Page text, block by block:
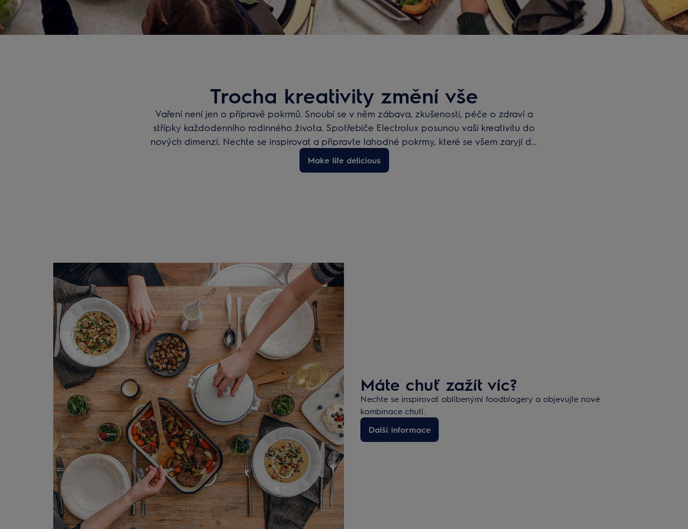
Trocha kreativity změní vše
Vaření není jen o přípravě pokrmů. Snoubí se v něm zábava, zkušenosti, péče o zdraví a
střípky každodenního rodinného života. Spotřebiče Electrolux posunou vaši kreativitu do
nových dimenzí. Nechte se inspirovat a připravte lahodné pokrmy, které se všem zaryjí do
paměti.
Make life delicious
Máte chuť zažít víc?
Nechte se inspirovat oblíbenými foodblogery a objevujte nové
kombinace chutí.
Další informace